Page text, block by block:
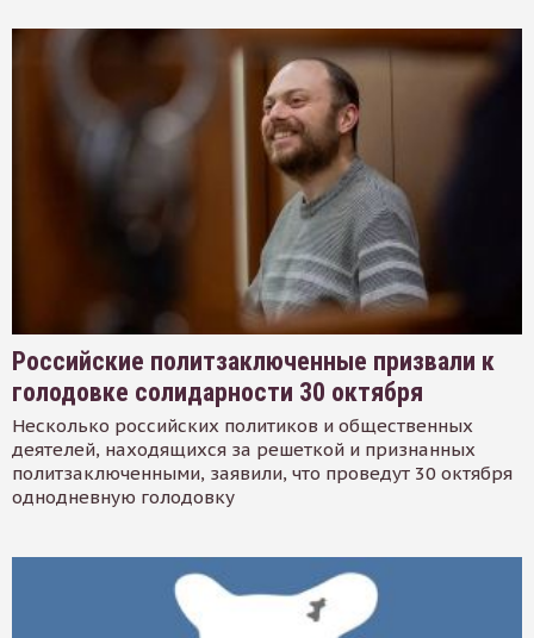
Российские политзаключенные призвали к
голодовке солидарности 30 октября
Несколько российских политиков и общественных
деятелей, находящихся за решеткой и признанных
политзаключенными, заявили, что проведут 30 октября
однодневную голодовку